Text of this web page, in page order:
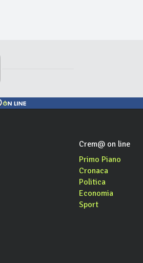
Crem@ on line
Primo Piano
Cronaca
Politica
Economia
Sport